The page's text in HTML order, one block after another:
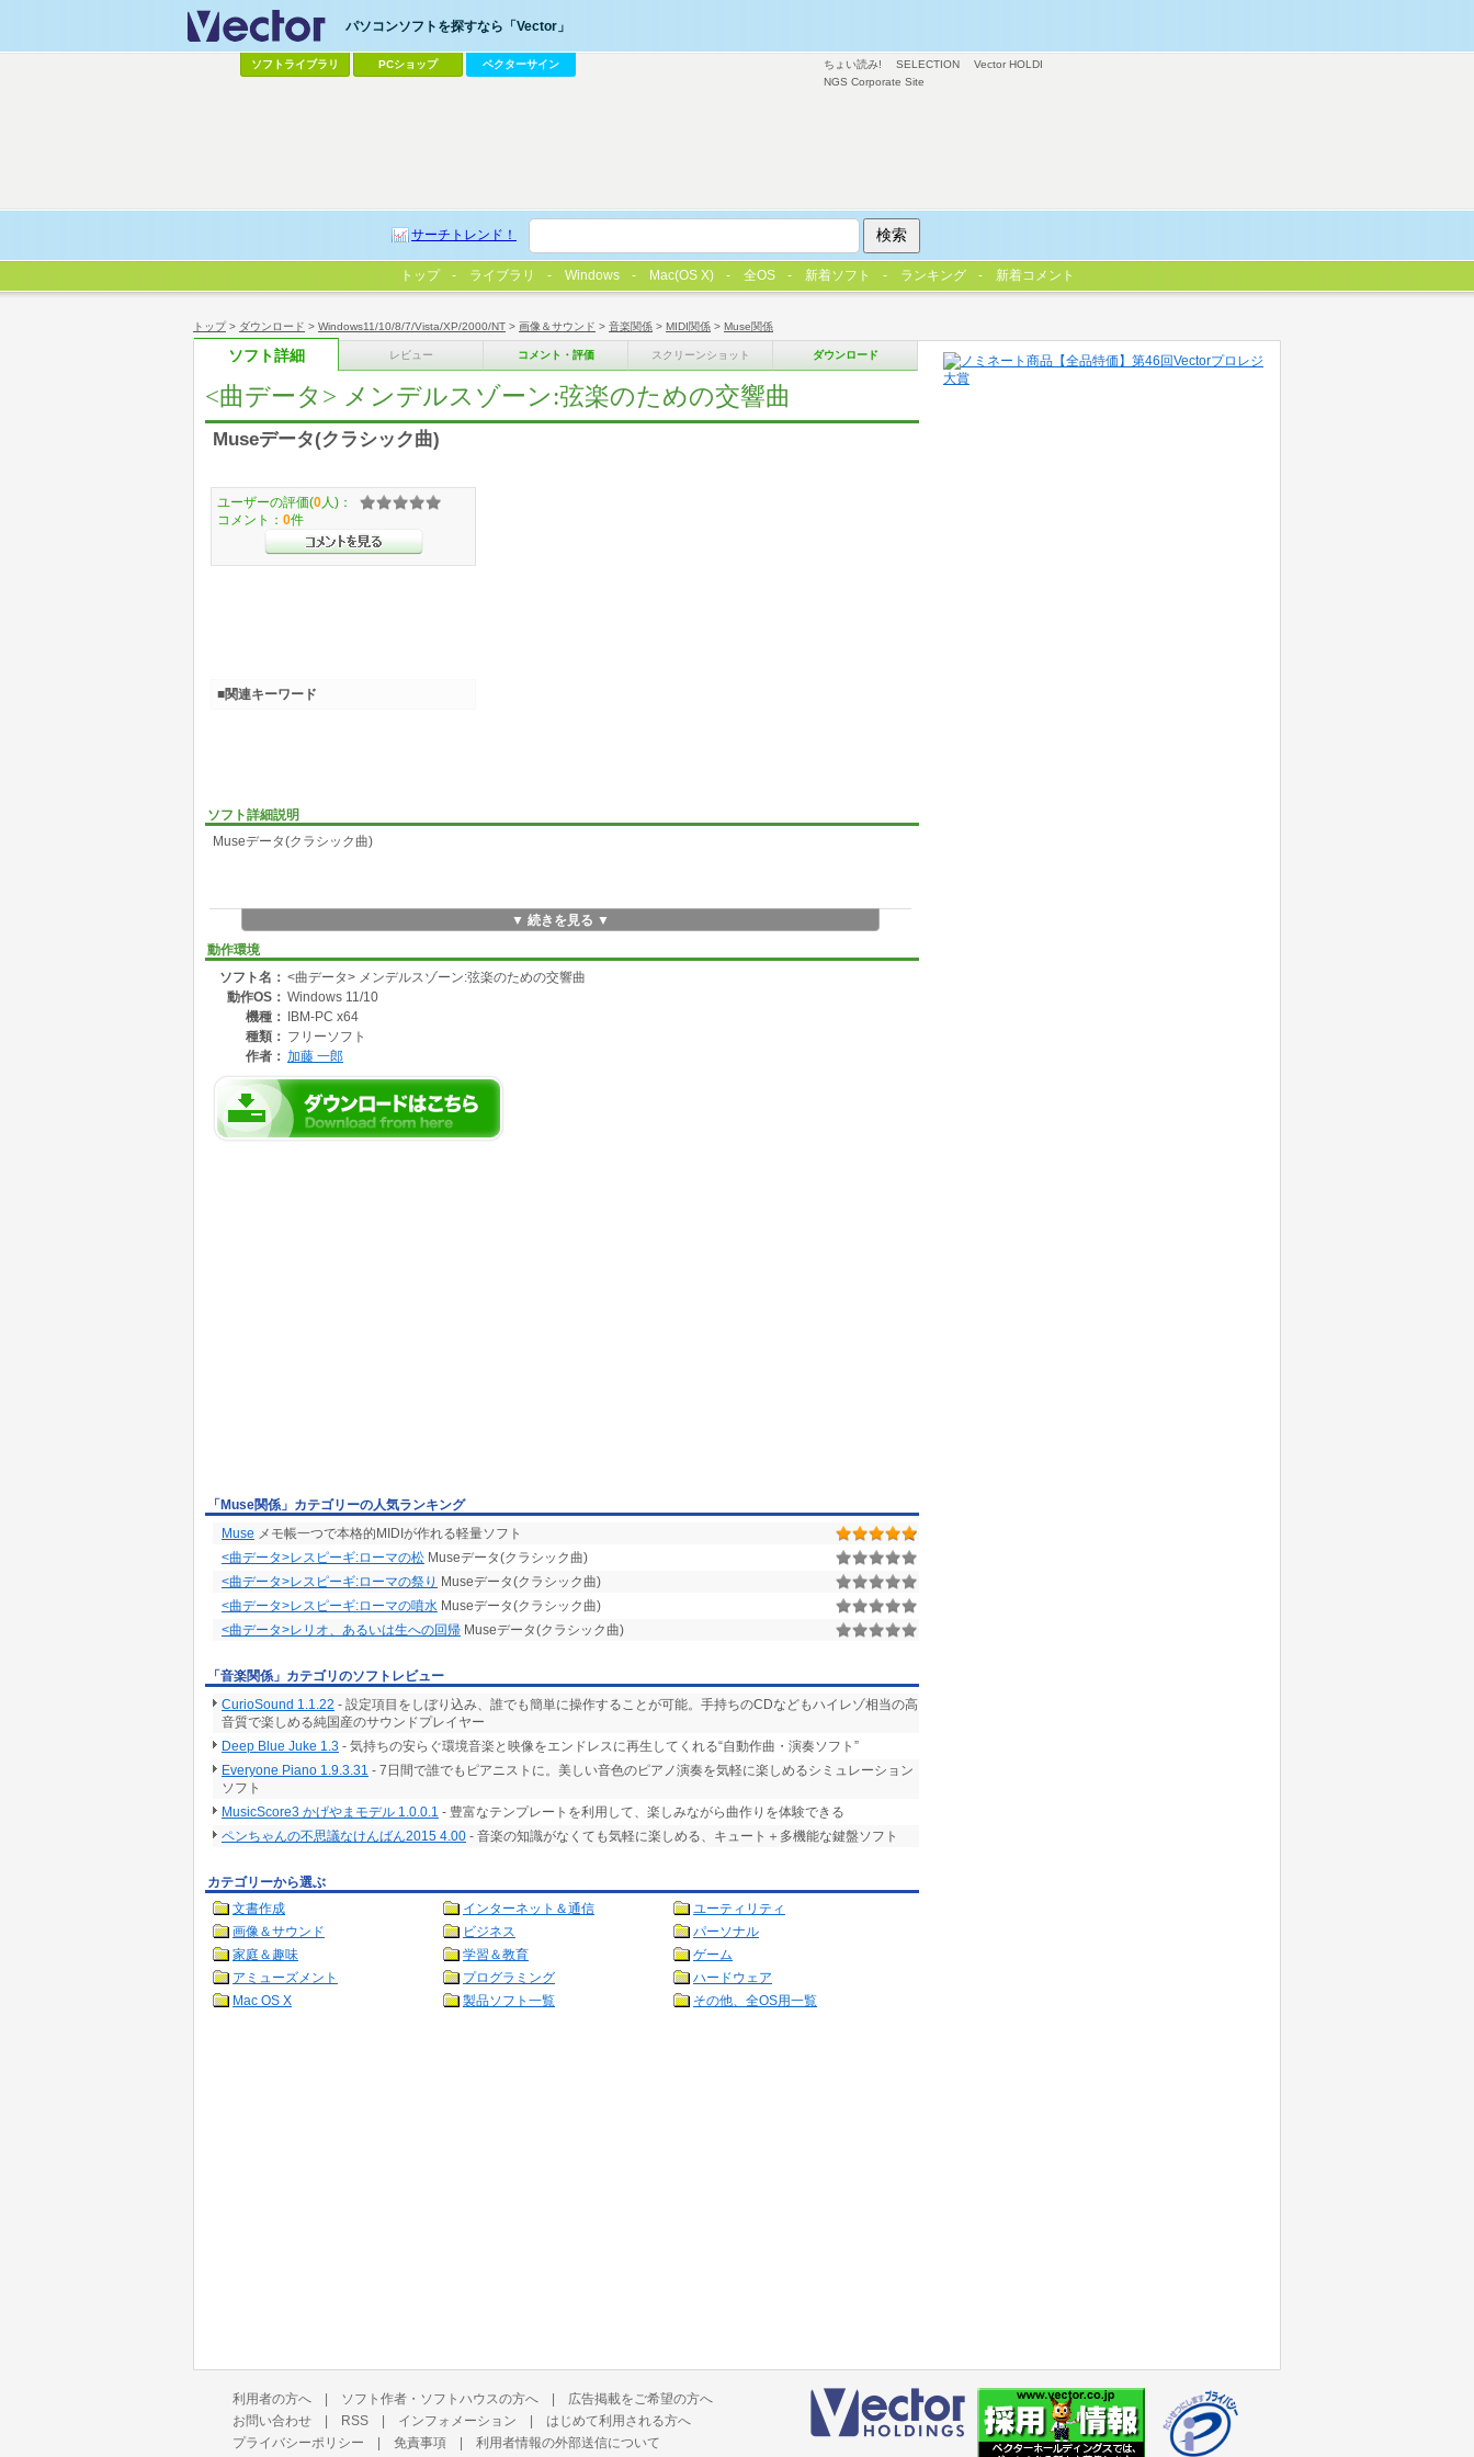
トップ> ダウンロード > Windows11/10/8/7/Vista/XP/2000/NT > 画像＆サウンド > 音楽関係 > MIDI関係 > Muse関係
ソフト詳細 レビュー コメント・評価 スクリーンショット ダウンロード
<曲データ> メンデルスゾーン:弦楽のための交響曲
Museデータ(クラシック曲)
ソフト詳細説明
Museデータ(クラシック曲)
▼ 続きを見る ▼
動作環境
ソフト名： <曲データ> メンデルスゾーン:弦楽のための交響曲
動作OS： Windows 11/10
機種：
IBM-PC x64
種類： フリーソフト
作者： 加藤 一郎
ユーザーの評価(0 人)：
コメント： 0件
■関連キーワード
「Muse関係」カテゴリーの人気ランキング
Muse メモ帳一つで本格的MIDIが作れる軽量ソフト
<曲データ>レスピーギ:ローマの松 Museデータ(クラシック曲)
<曲データ>レスピーギ:ローマの祭り Museデータ(クラシック曲)
<曲データ>レスピーギ:ローマの噴水 Museデータ(クラシック曲)
<曲データ>レリオ、あるいは生への回帰 Museデータ(クラシック曲)
「音楽関係」カテゴリのソフトレビュー
CurioSound 1.1.22 - 設定項目をしぼり込み、誰でも簡単に操作することが可能。手持ちのCDなどもハイレゾ相当の高
音質で楽しめる純国産のサウンドプレイヤー
Deep Blue Juke 1.3 - 気持ちの安らぐ環境音楽と映像をエンドレスに再生してくれる“自動作曲・演奏ソフト”
Everyone Piano 1.9.3.31 - 7日間で誰でもピアニストに。美しい音色のピアノ演奏を気軽に楽しめるシミュレーション
ソフト
MusicScore3 かげやまモデル 1.0.0.1 - 豊富なテンプレートを利用して、楽しみながら曲作りを体験できる
ペンちゃんの不思議なけんばん2015 4.00 - 音楽の知識がなくても気軽に楽しめる、キュート＋多機能な鍵盤ソフト
カテゴリーから選ぶ
文書作成
インターネット＆通信
ユーティリティ
画像＆サウンド
ビジネス
パーソナル
家庭＆趣味
学習＆教育
ゲーム
アミューズメント
プログラミング
ハードウェア
Mac OS X
製品ソフト一覧 その他、全OS用一覧
ちょい読み! SELECTION
Vector HOLDI
NGS Corporate Site
パソコンソフトを探すなら「Vector」
ソフトライブラリ PCショップ ベクターサイン
サーチトレンド！
トップ ライブラリ Windows Mac(OS X) 全OS 新着ソフト ランキング 新着コメント
利用者の方へ | ソフト作者・ソフトハウスの方へ | 広告掲載をご希望の方へ
お問い合わせ | RSS | インフォメーション | はじめて利用される方へ
プライバシーポリシー | 免責事項 | 利用者情報の外部送信について